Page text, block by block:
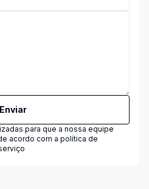
Enviar
para que a nossa equipe
acordo com a política de